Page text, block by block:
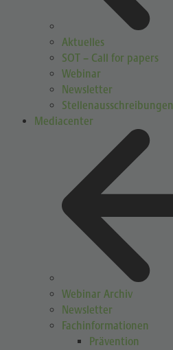
Aktuelles
SOT – Call for papers
Webinar
Newsletter
Stellenausschreibungen
Mediacenter
Webinar Archiv
Newsletter
Fachinformationen
Prävention